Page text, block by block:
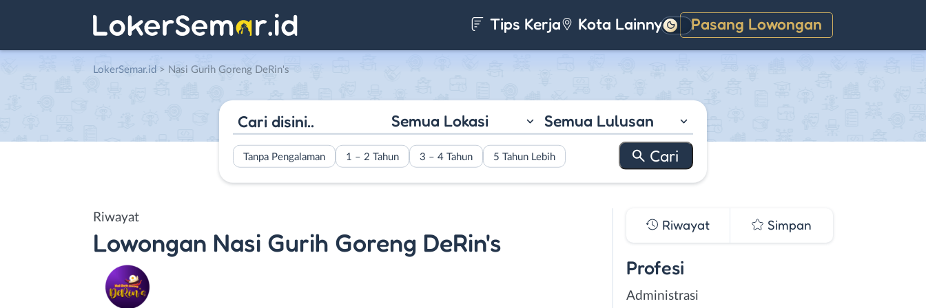
Tips Kerja Kota Lainnya Pasang Lowongan
Gelap
LokerSemar.id > Nasi Gurih Goreng DeRin's
Semua Lokasi Semua Lulusan
Tanpa Pengalaman 1 – 2 Tahun 3 – 4 Tahun 5 Tahun Lebih
Riwayat
Lowongan Nasi Gurih Goreng DeRin's
Riwayat Simpan
Profesi
Administrasi